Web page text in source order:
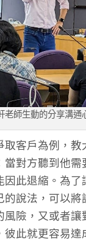
老師生動的分享溝通
取客戶為例，教
當對方聽到他需
因此退縮。為了
的說法，可以將
風險，又或者讓
彼此就更容易達